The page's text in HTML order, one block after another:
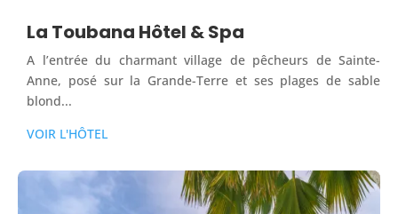
La Toubana Hôtel & Spa
A l’entrée du charmant village de pêcheurs de Sainte-
Anne, posé sur la Grande-Terre et ses plages de sable
blond...
VOIR L'HÔTEL